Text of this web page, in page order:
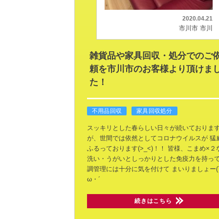
2020.04.21
市川市 市川
雑貨品や家具回収・処分でのご
頼を市川市のお客様より頂けま
た！
不用品回収 家具回収処分
スッキリとした春らしい日々が続いておりま
が、世間では依然としてコロナウイルスが 猛
ふるっております(>_<)！！
皆様、こまめ×２
洗い・うがいとしっかりとした免疫力を持っ
調管理には十分に気を付けて まいりましょー
ω・´
続きはこちら